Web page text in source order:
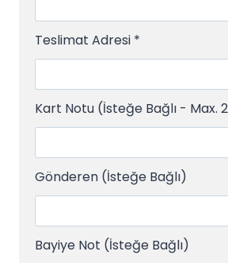
Teslimat Adresi *
Kart Notu (İsteğe Bağlı - Max.
Gönderen (İsteğe Bağlı)
Bayiye Not (İsteğe Bağlı)